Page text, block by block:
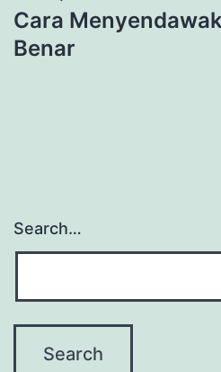
Cara
Benar
Search…